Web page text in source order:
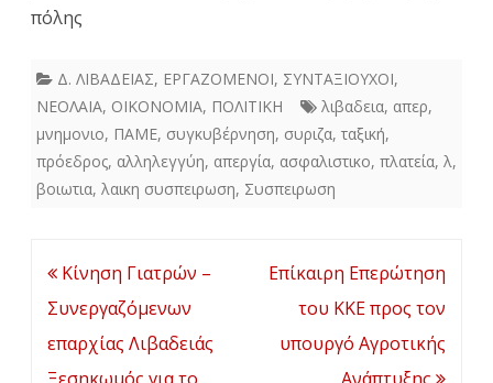
πόλης
Δ. ΛΙΒΑΔΕΙΑΣ, ΕΡΓΑΖΟΜΕΝΟΙ, ΣΥΝΤΑΞΙΟΥΧΟΙ,
ΝΕΟΛΑΙΑ, ΟΙΚΟΝΟΜΙΑ, ΠΟΛΙΤΙΚΗ λιβαδεια, απερ,
μνημονιο, ΠΑΜΕ, συγκυβέρνηση, συριζα, ταξική,
πρόεδρος, αλληλεγγύη, απεργία, ασφαλιστικο, πλατεία, λ,
βοιωτια, λαικη συσπειρωση, Συσπειρωση
Πλοήγηση
άρθρων
Κίνηση Γιατρών –
Συνεργαζόμενων
επαρχίας Λιβαδειάς
Επίκαιρη Επερώτηση
του ΚΚΕ προς τον
υπουργό Αγροτικής